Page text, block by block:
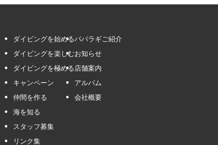
ダイビングを始める
ダイビングを楽しむ
ダイビングを極める
キャンペーン
仲間を作る
海を知る
パパラギご紹介
お知らせ
店舗案内
アルバム
会社概要
スタッフ募集
リンク集